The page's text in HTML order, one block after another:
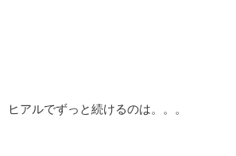
ヒアルでずっと続けるのは。。。